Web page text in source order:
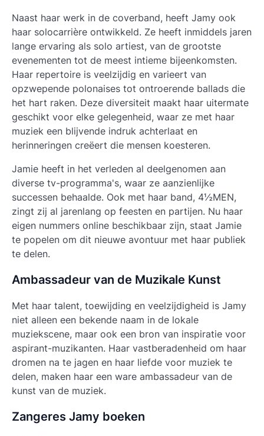
Naast haar werk in de coverband, heeft Jamy ook
haar solocarrière ontwikkeld. Ze heeft inmiddels jaren
lange ervaring als solo artiest, van de grootste
evenementen tot de meest intieme bijeenkomsten.
Haar repertoire is veelzijdig en varieert van
opzwepende polonaises tot ontroerende ballads die
het hart raken. Deze diversiteit maakt haar uitermate
geschikt voor elke gelegenheid, waar ze met haar
muziek een blijvende indruk achterlaat en
herinneringen creëert die mensen koesteren.
Jamie heeft in het verleden al deelgenomen aan
diverse tv-programma's, waar ze aanzienlijke
successen behaalde. Ook met haar band, 4½MEN,
zingt zij al jarenlang op feesten en partijen. Nu haar
eigen nummers online beschikbaar zijn, staat Jamie
te popelen om dit nieuwe avontuur met haar publiek
te delen.
Ambassadeur van de Muzikale Kunst
Met haar talent, toewijding en veelzijdigheid is Jamy
niet alleen een bekende naam in de lokale
muziekscene, maar ook een bron van inspiratie voor
aspirant-muzikanten. Haar vastberadenheid om haar
dromen na te jagen en haar liefde voor muziek te
delen, maken haar een ware ambassadeur van de
kunst van de muziek.
Zangeres Jamy boeken